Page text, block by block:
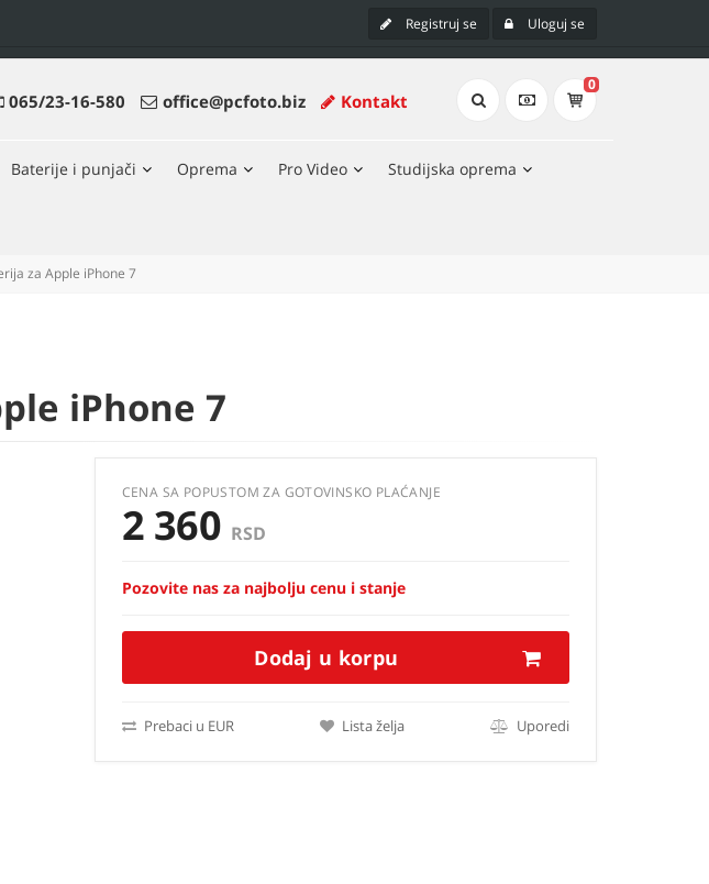
Registruj se Uloguj se
065/23-16-580 office@pcfoto.biz Kontakt
0
Baterije i punjači Oprema Pro Video Studijska oprema
za Apple iPhone 7
iPhone 7
CENA SA POPUSTOM ZA GOTOVINSKO PLAĆANJE
2 360 RSD
Pozovite nas za najbolju cenu i stanje
Dodaj u korpu
Prebaci u EUR Lista želja Uporedi